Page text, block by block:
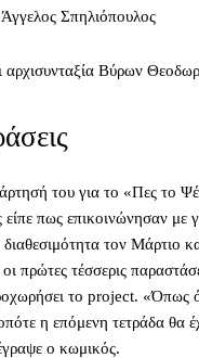
Σπηλιόπουλος
αρχισυνταξία Βύρων
του για το «Πες το
πως επικοινώνησαν με
τον Μάρτιο
πρώτες τέσσερις
το project. «Όπως
η επόμενη τετράδα θα
ο κωμικός.